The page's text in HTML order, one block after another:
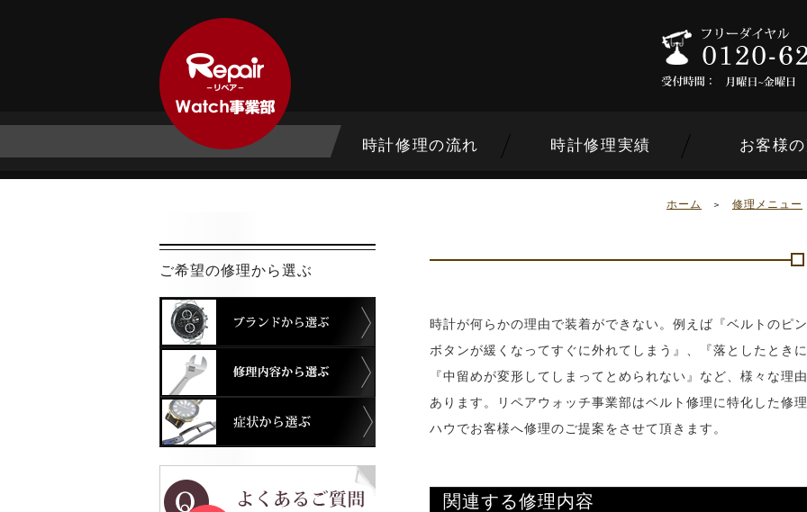
時計修理の流れ 時計修理実績 お客様
ホーム > 修理メニュー
時計が何らかの理由で装着ができない。例えば『ベルトのピ
ボタンが緩くなってすぐに外れてしまう』、『落としたとき
『中留めが変形してしまってとめられない』など、様々な理
あります。リペアウォッチ事業部はベルト修理に特化した修
ハウでお客様へ修理のご提案をさせて頂きます。
関連する修理内容
ご希望の修理から選ぶ
修理内容から選ぶ
症状から選ぶ